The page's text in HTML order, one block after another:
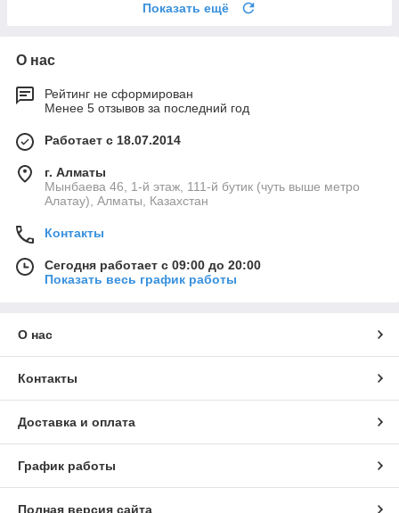
Показать ещё
О нас
Рейтинг не сформирован
Менее 5 отзывов за последний год
Работает с 18.07.2014
г. Алматы
Мынбаева 46, 1-й этаж, 111-й бутик (чуть выше метро
Алатау), Алматы, Казахстан
Контакты
Сегодня работает с 09:00 до 20:00
Показать весь график работы
О нас
Контакты
Доставка и оплата
График работы
Полная версия сайта